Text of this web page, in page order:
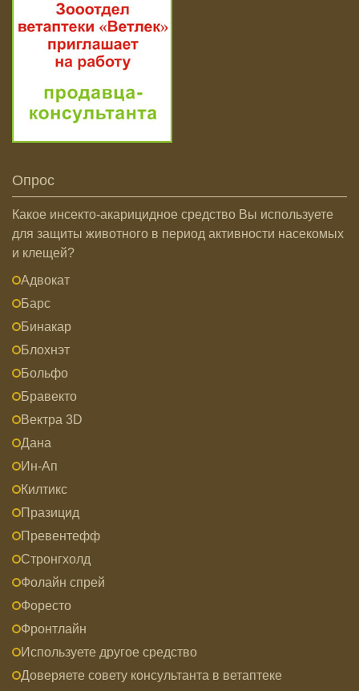
Опрос
Какое инсекто-акарицидное средство Вы используете
для защиты животного в период активности насекомых
и клещей?
Адвокат
Барс
Бинакар
Блохнэт
Больфо
Бравекто
Вектра 3D
Дана
Ин-Ап
Килтикс
Празицид
Превентефф
Стронгхолд
Фолайн спрей
Форесто
Фронтлайн
Используете другое средство
Доверяете совету консультанта в ветаптеке